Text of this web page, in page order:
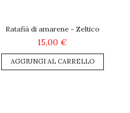
Ratafià di amarene - Zeltico
15,00 €
AGGIUNGI AL CARRELLO